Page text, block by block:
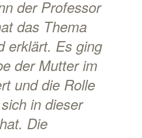
der Professor
das Thema
erklärt. Es ging
der Mutter im
und die Rolle
in dieser
Die